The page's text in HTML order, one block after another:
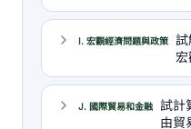
I. 宏觀經濟問題與政策
試
J. 國際貿易和金融
試計
由貿